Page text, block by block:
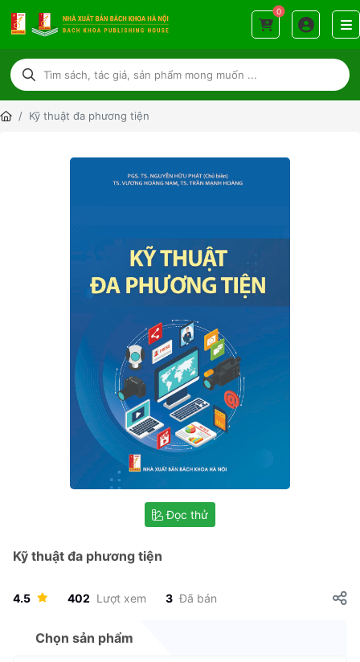
0
Kỹ thuật đa phương tiện
Đọc thử
Kỹ thuật đa phương tiện
4.5 402 Lượt xem 3 Đã bán
Chọn sản phẩm